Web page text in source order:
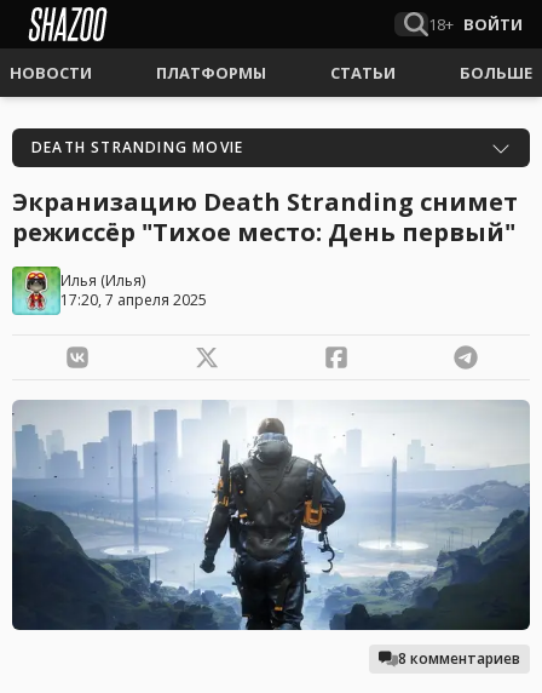
18+ ВОЙТИ
НОВОСТИ ПЛАТФОРМЫ СТАТЬИ БОЛЬШЕ
DEATH STRANDING MOVIE
Экранизацию Death Stranding снимет
режиссёр "Тихое место: День первый"
Илья (Илья)
17:20, 7 апреля 2025
8 комментариев